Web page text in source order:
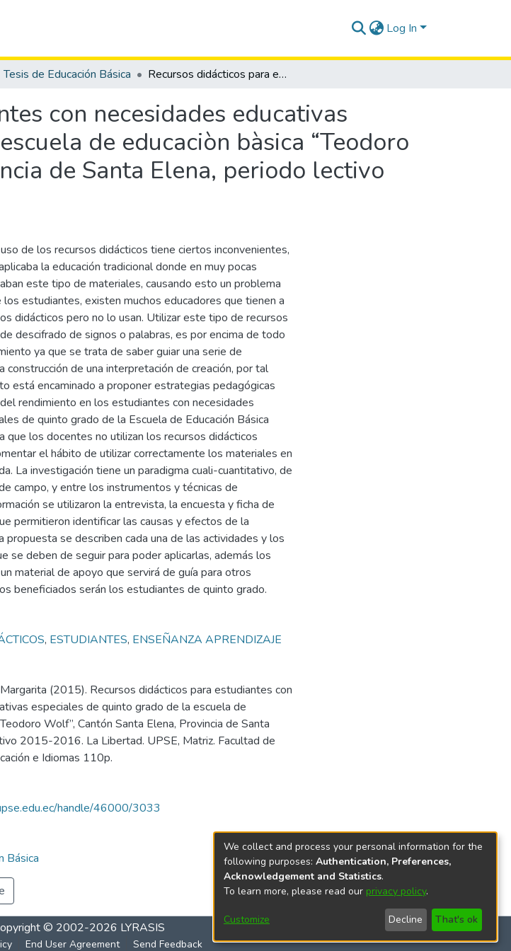
Log In
Tesis de Educación Básica Recursos didácticos para estudiantes con necesidades educativas especiales de quinto grado de la escuela de educaciòn bàsica “Teodoro Wolf”, Cantón Santa Elena, Provincia de Santa Elena, periodo lectivo 2015-2016.
con necesidades educativas
de educaciòn bàsica “Teodoro
de Santa Elena, periodo lectivo
de los recursos didácticos tiene ciertos inconvenientes,
la educación tradicional donde en muy pocas
este tipo de materiales, causando esto un problema
los estudiantes, existen muchos educadores que tienen a
didácticos pero no lo usan. Utilizar este tipo de recursos
descifrado de signos o palabras, es por encima de todo
ya que se trata de saber guiar una serie de
construcción de una interpretación de creación, por tal
está encaminado a proponer estrategias pedagógicas
rendimiento en los estudiantes con necesidades
de quinto grado de la Escuela de Educación Básica
que los docentes no utilizan los recursos didácticos
el hábito de utilizar correctamente los materiales en
La investigación tiene un paradigma cuali-cuantitativo, de
campo, y entre los instrumentos y técnicas de
se utilizaron la entrevista, la encuesta y ficha de
permitieron identificar las causas y efectos de la
propuesta se describen cada una de las actividades y los
se deben de seguir para poder aplicarlas, además los
material de apoyo que servirá de guía para otros
beneficiados serán los estudiantes de quinto grado.
, ESTUDIANTES, ENSEÑANZA APRENDIZAJE
(2015). Recursos didácticos para estudiantes con
especiales de quinto grado de la escuela de
Wolf”, Cantón Santa Elena, Provincia de Santa
2015-2016. La Libertad. UPSE, Matriz. Facultad de
e Idiomas 110p.
handle/46000/3033
Básica
© 2002-2026 LYRASIS
End User Agreement Send Feedback
We collect and process your personal information for the
following purposes: Authentication, Preferences,
Acknowledgement and Statistics.
To learn more, please read our privacy policy.
Customize Decline That's ok